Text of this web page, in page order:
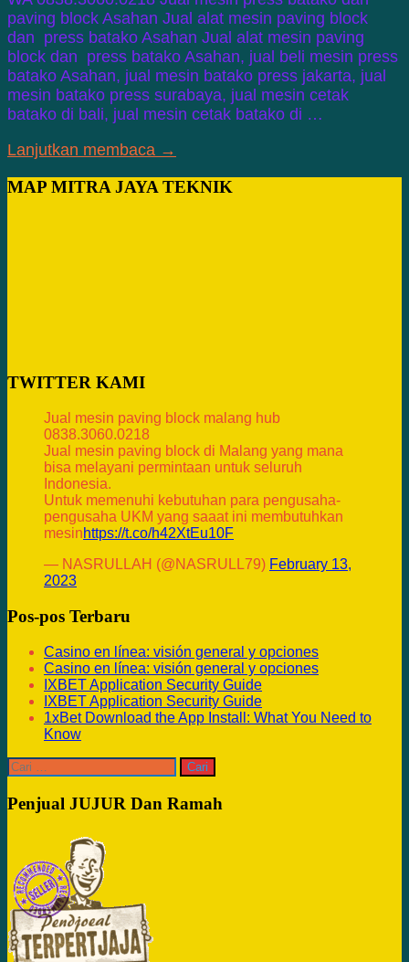
paving block Asahan Jual alat mesin paving block
dan press batako Asahan Jual alat mesin paving
block dan press batako Asahan, jual beli mesin press
batako Asahan, jual mesin batako press jakarta, jual
mesin batako press surabaya, jual mesin cetak
batako di bali, jual mesin cetak batako di …
Lanjutkan membaca →
MAP MITRA JAYA TEKNIK
TWITTER KAMI
Jual mesin paving block malang hub
0838.3060.0218
Jual mesin paving block di Malang yang mana
bisa melayani permintaan untuk seluruh
Indonesia.
Untuk memenuhi kebutuhan para pengusaha-
pengusaha UKM yang saaat ini membutuhkan
mesinhttps://t.co/h42XtEu10F
— NASRULLAH (@NASRULL79) February 13,
2023
Pos-pos Terbaru
Casino en línea: visión general y opciones
Casino en línea: visión general y opciones
IXBET Application Security Guide
IXBET Application Security Guide
1xBet Download the App Install: What You Need to
Know
Cari
untuk:
Penjual JUJUR Dan Ramah